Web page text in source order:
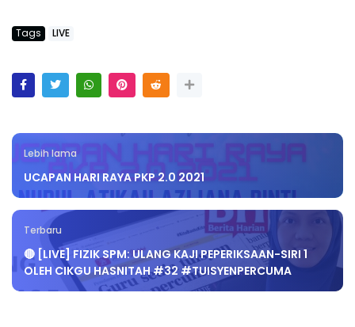
Tags LIVE
Lebih lama
UCAPAN HARI RAYA PKP 2.0 2021
Terbaru
🔴 [LIVE] FIZIK SPM: ULANG KAJI PEPERIKSAAN-SIRI 1
OLEH CIKGU HASNITAH #32 #TUISYENPERCUMA